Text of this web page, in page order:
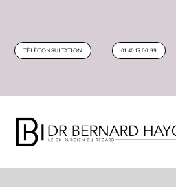
TÉLÉCONSULTATION 01.40.17.00.99